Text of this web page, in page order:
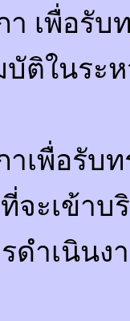
เพื่อรับ
ติในระ
เพื่อรับ
จะเข้าบ
ดำเนิน